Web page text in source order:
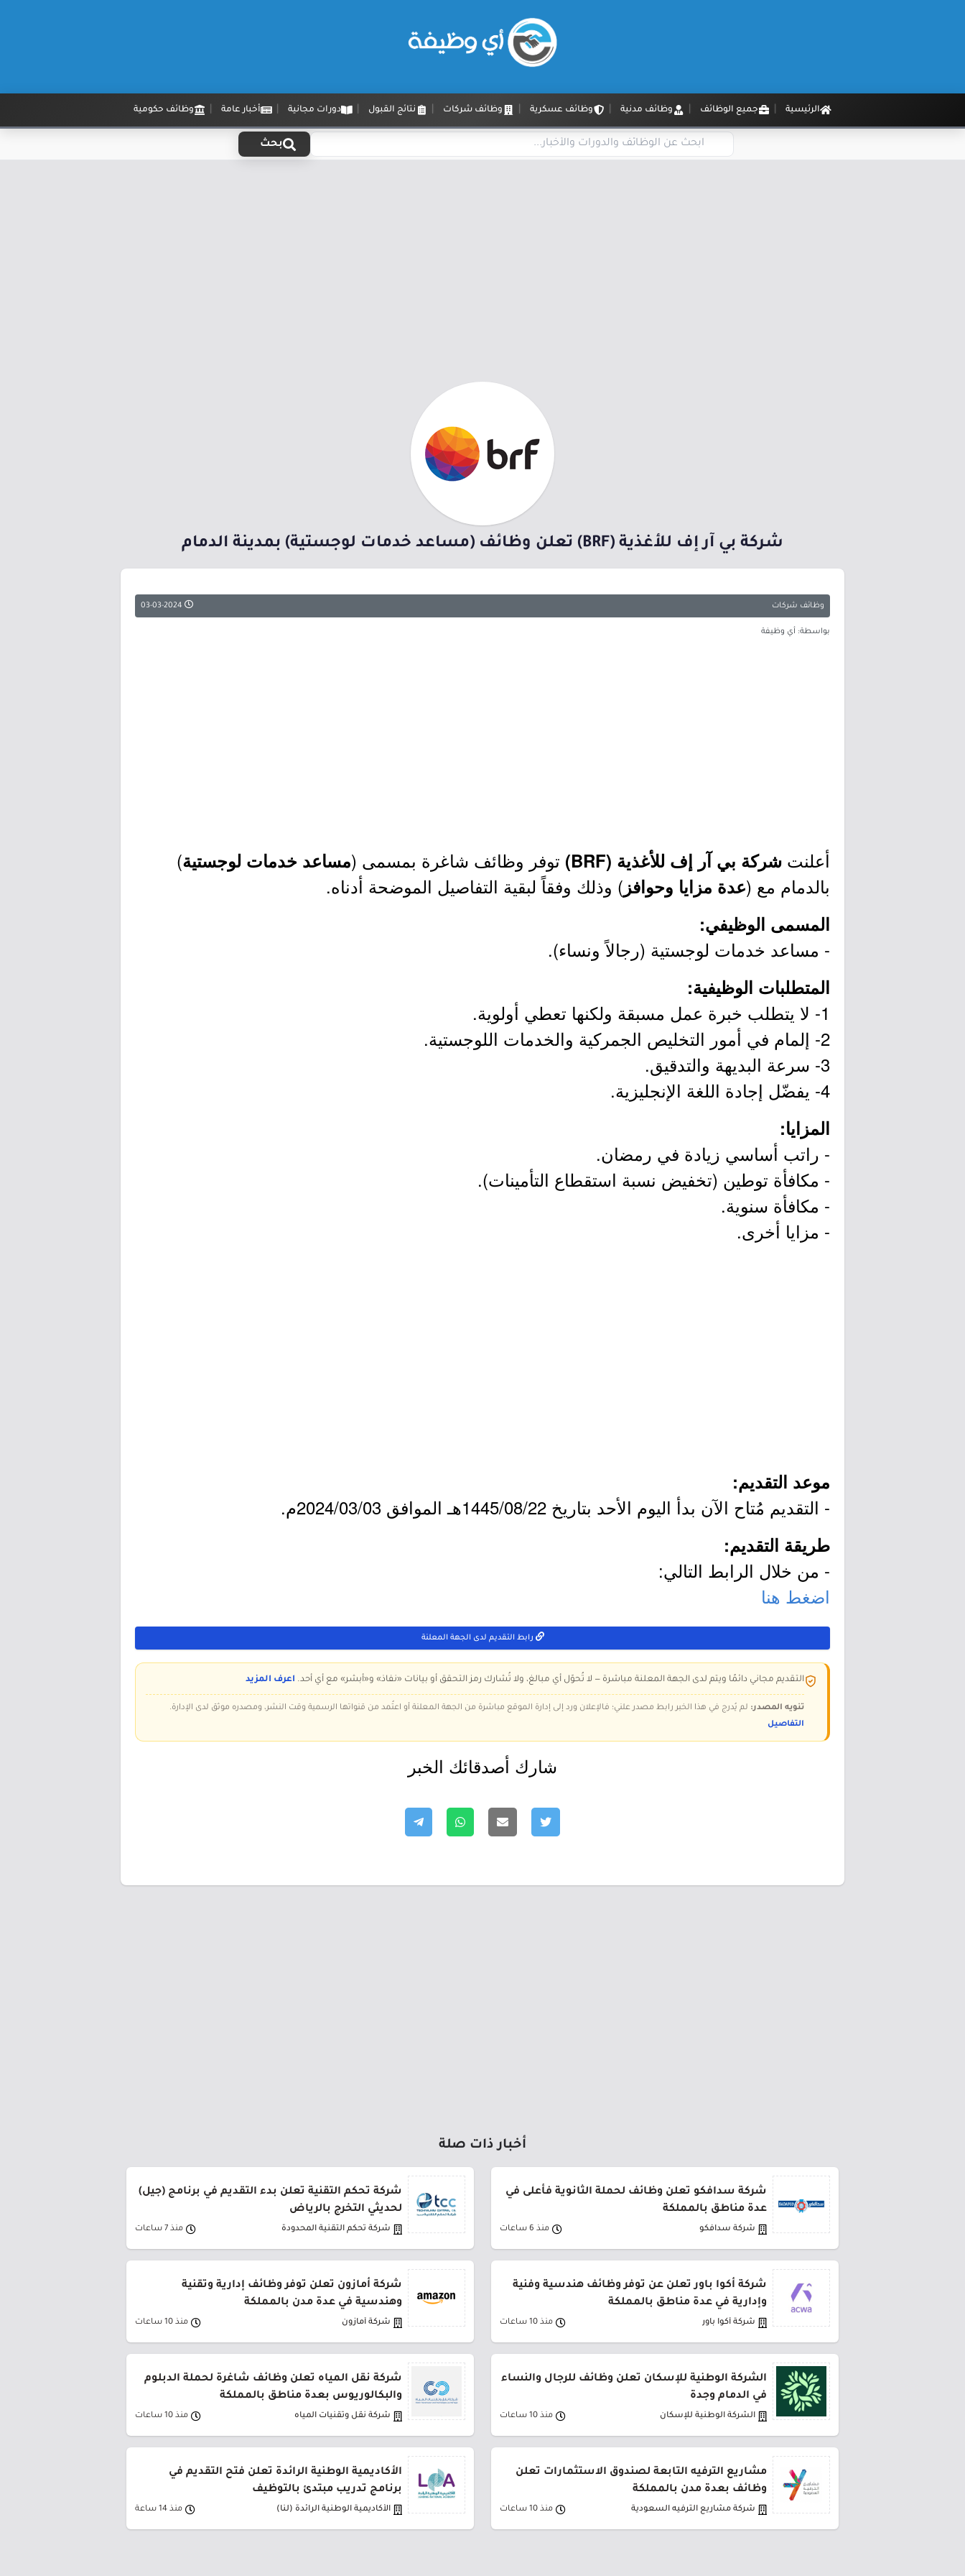
الرئيسية جميع الوظائف وظائف مدنية وظائف عسكرية وظائف شركات نتائج القبول دورات مجانية أخبار عامة وظائف حكومية
بحث
شركة بي آر إف للأغذية (BRF) تعلن وظائف (مساعد خدمات لوجستية) بمدينة الدمام
وظائف شركات
بواسطة: أي وظيفة
أعلنت شركة بي آر إف للأغذية (BRF) توفر وظائف شاغرة بمسمى (مساعد خدمات لوجستية)
بالدمام مع (عدة مزايا وحوافز ) وذلك وفقاً لبقية التفاصيل الموضحة أدناه.
المسمى الوظيفي:
- مساعد خدمات لوجستية (رجالاً ونساء).
المتطلبات الوظيفية:
1- لا يتطلب خبرة عمل مسبقة ولكنها تعطي أولوية.
2- إلمام في أمور التخليص الجمركية والخدمات اللوجستية.
3- سرعة البديهة والتدقيق.
4- يفضّل إجادة اللغة الإنجليزية.
المزايا:
- راتب أساسي زيادة في رمضان.
- مكافأة توطين (تخفيض نسبة استقطاع التأمينات).
- مكافأة سنوية.
- مزايا أخرى.
موعد التقديم:
- التقديم مُتاح الآن بدأ اليوم الأحد بتاريخ 1445/08/22هـ الموافق 2024/03/03م.
طريقة التقديم:
- من خلال الرابط التالي:
اضغط هنا
رابط التقديم لدى الجهة المعلنة
التقديم مجاني دائمًا ويتم لدى الجهة المعلنة مباشرة — لا تُحوّل أي مبالغ، ولا تُشارك رمز التحقق أو بيانات «نفاذ» و«أبشر» مع أي أحد. اعرف المزيد
تنويه المصدر: لم يُدرج في هذا الخبر رابط مصدر علني؛ فالإعلان ورد إلى إدارة الموقع مباشرة من الجهة المعلنة أو اعتُمد من قنواتها الرسمية وقت النشر، ومصدره موثق لدى الإدارة.
التفاصيل
شارك أصدقائك الخبر
أخبار ذات صلة
شركة سدافكو تعلن وظائف لحملة الثانوية فأعلى في
عدة مناطق بالمملكة
شركة سدافكو منذ 6 ساعات
شركة تحكم التقنية تعلن بدء التقديم في برنامج (جيل)
لحديثي التخرج بالرياض
شركة تحكم التقنية المحدودة منذ 7 ساعات
شركة أكوا باور تعلن عن توفر وظائف هندسية وفنية
وإدارية في عدة مناطق بالمملكة
شركة أكوا باور منذ 10 ساعات
شركة أمازون تعلن توفر وظائف إدارية وتقنية
وهندسية في عدة مدن بالمملكة
شركة أمازون منذ 10 ساعات
الشركة الوطنية للإسكان تعلن وظائف للرجال والنساء
في الدمام وجدة
الشركة الوطنية للإسكان منذ 10 ساعات
شركة نقل المياه تعلن وظائف شاغرة لحملة الدبلوم
والبكالوريوس بعدة مناطق بالمملكة
شركة نقل وتقنيات المياه منذ 10 ساعات
مشاريع الترفيه التابعة لصندوق الاستثمارات تعلن
وظائف بعدة مدن بالمملكة
شركة مشاريع الترفيه السعودية منذ 10 ساعات
الأكاديمية الوطنية الرائدة تعلن فتح التقديم في
برنامج تدريب مبتدئ بالتوظيف
الأكاديمية الوطنية الرائدة (لنا) منذ 14 ساعة